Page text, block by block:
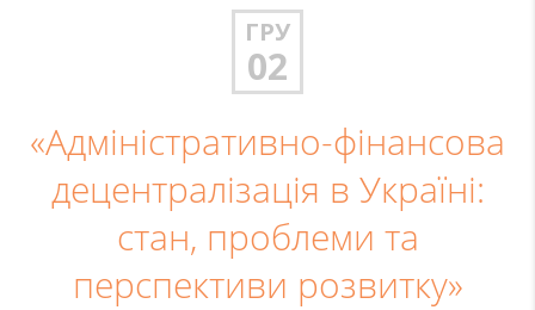
ГРУ
02
«Адміністративно-фінансова
децентралізація в Україні:
стан, проблеми та
перспективи розвитку»